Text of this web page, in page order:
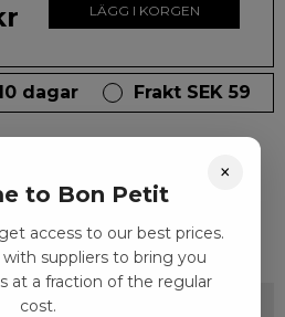
LÄGG I KORGEN
dagar Frakt SEK 59
gillar
×
to Bon Petit
access to our best prices.
suppliers to bring you
at a fraction of the regular
cost.